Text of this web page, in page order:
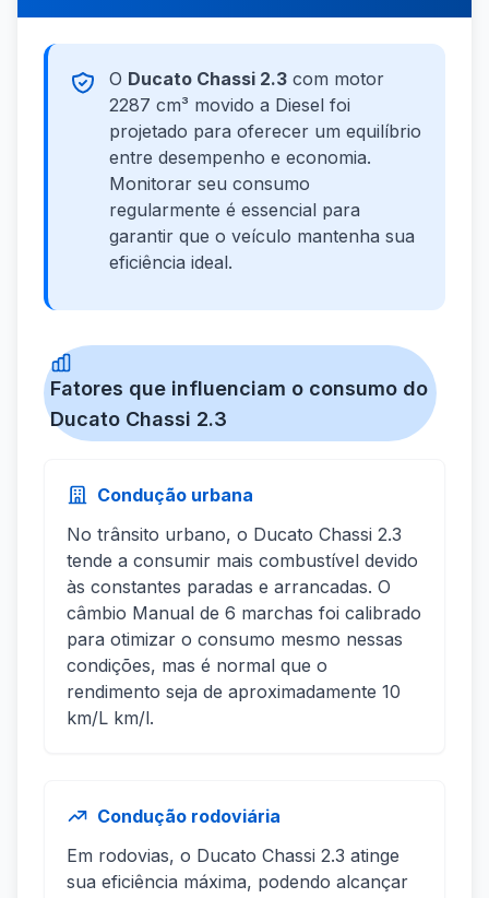
O Ducato Chassi 2.3 com motor
2287 cm³ movido a Diesel foi
projetado para oferecer um equilíbrio
entre desempenho e economia.
Monitorar seu consumo
regularmente é essencial para
garantir que o veículo mantenha sua
eficiência ideal.
Fatores que influenciam o consumo do
Ducato Chassi 2.3
Condução urbana
No trânsito urbano, o Ducato Chassi 2.3
tende a consumir mais combustível devido
às constantes paradas e arrancadas. O
câmbio Manual de 6 marchas foi calibrado
para otimizar o consumo mesmo nessas
condições, mas é normal que o
rendimento seja de aproximadamente 10
km/L km/l.
Condução rodoviária
Em rodovias, o Ducato Chassi 2.3 atinge
sua eficiência máxima, podendo alcançar